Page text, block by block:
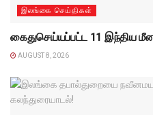
இலங்கை செய்திகள்
கைதுசெய்யப்பட்ட 11 இந்திய
AUGUST 8, 2026